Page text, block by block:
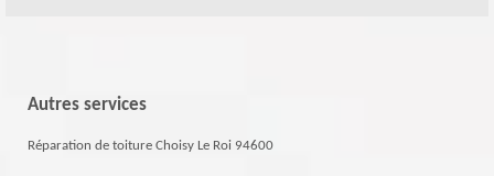
Autres services
Réparation de toiture Choisy Le Roi 94600